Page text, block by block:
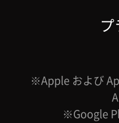
※Apple および
※Google